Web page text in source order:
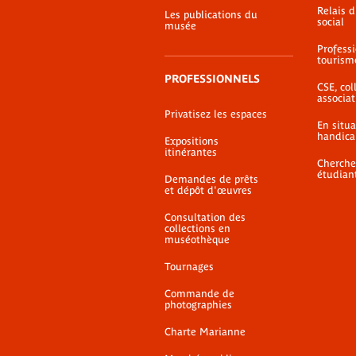
Les publications du
musée
PROFESSIONNELS
Privatisez les espaces
Expositions
itinérantes
Demandes de prêts
et dépôt d'œuvres
Consultation des
collections en
muséothèque
Tournages
Commande de
photographies
Charte Marianne
Relais
social
CSE,
En